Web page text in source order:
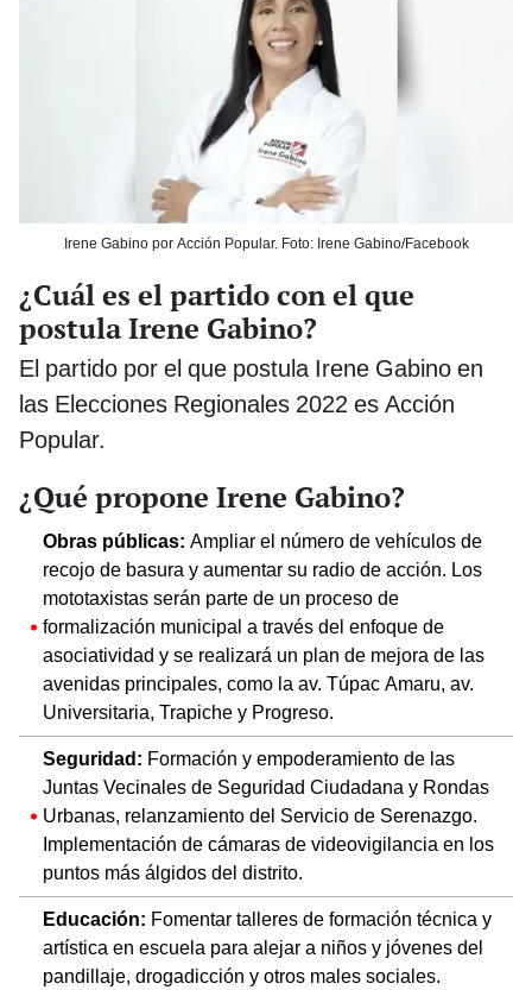
Irene Gabino por Acción Popular. Foto: Irene Gabino/Facebook
¿Cuál es el partido con el que
postula Irene Gabino?
El partido por el que postula Irene Gabino en
las Elecciones Regionales 2022 es Acción
Popular.
¿Qué propone Irene Gabino?
Obras públicas: Ampliar el número de vehículos de
recojo de basura y aumentar su radio de acción. Los
mototaxistas serán parte de un proceso de
formalización municipal a través del enfoque de
asociatividad y se realizará un plan de mejora de las
avenidas principales, como la av. Túpac Amaru, av.
Universitaria, Trapiche y Progreso.
Seguridad: Formación y empoderamiento de las
Juntas Vecinales de Seguridad Ciudadana y Rondas
Urbanas, relanzamiento del Servicio de Serenazgo.
Implementación de cámaras de videovigilancia en los
puntos más álgidos del distrito.
Educación: Fomentar talleres de formación técnica y
artística en escuela para alejar a niños y jóvenes del
pandillaje, drogadicción y otros males sociales.